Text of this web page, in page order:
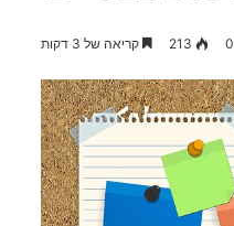
0
213 קריאה של 3 דקות